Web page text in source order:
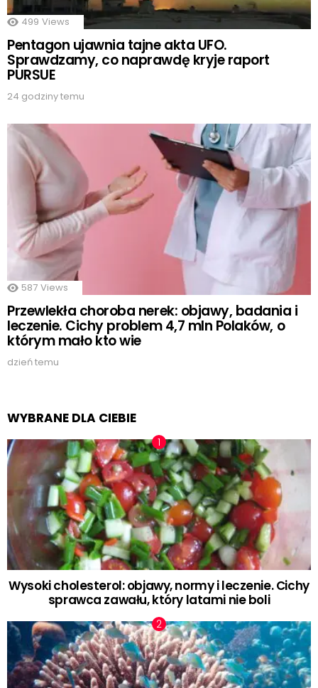
499 Views
Pentagon ujawnia tajne akta UFO.
Sprawdzamy, co naprawdę kryje raport
PURSUE
24 godziny temu
587 Views
Przewlekła choroba nerek: objawy, badania i
leczenie. Cichy problem 4,7 mln Polaków, o
którym mało kto wie
dzień temu
WYBRANE DLA CIEBIE
Wysoki cholesterol: objawy, normy i leczenie. Cichy
sprawca zawału, który latami nie boli